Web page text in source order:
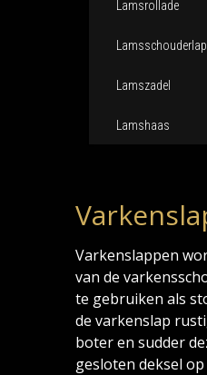
Lamsrollade
Lamsschouderlap
Lamszadel
Lamshaas
Varkenslappen
van de
te gebruiken als
de varkenslap
boter en sudder
gesloten deksel